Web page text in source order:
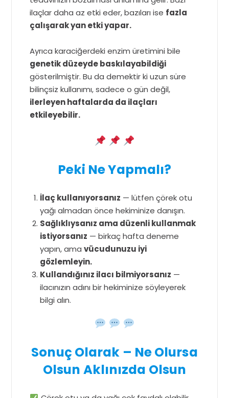
ilaçlar daha az etki eder, bazıları ise fazla
çalışarak yan etki yapar.
Ayrıca karaciğerdeki enzim üretimini bile
genetik düzeyde baskılayabildiği
gösterilmiştir. Bu da demektir ki uzun süre
bilinçsiz kullanımı, sadece o gün değil,
ilerleyen haftalarda da ilaçları
etkileyebilir.
Peki Ne Yapmalı?
İlaç kullanıyorsanız — lütfen çörek otu
yağı almadan önce hekiminize danışın.
Sağlıklıysanız ama düzenli kullanmak
istiyorsanız — birkaç hafta deneme
yapın, amavücudunuzu iyi
gözlemleyin.
Kullandığınız ilacı bilmiyorsanız —
ilacınızın adını bir hekiminize söyleyerek
bilgi alın.
Sonuç Olarak – Ne Olursa
Olsun Aklınızda Olsun